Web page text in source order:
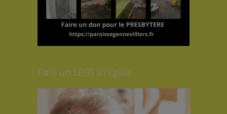
Faire un LEGS à l’Eglise